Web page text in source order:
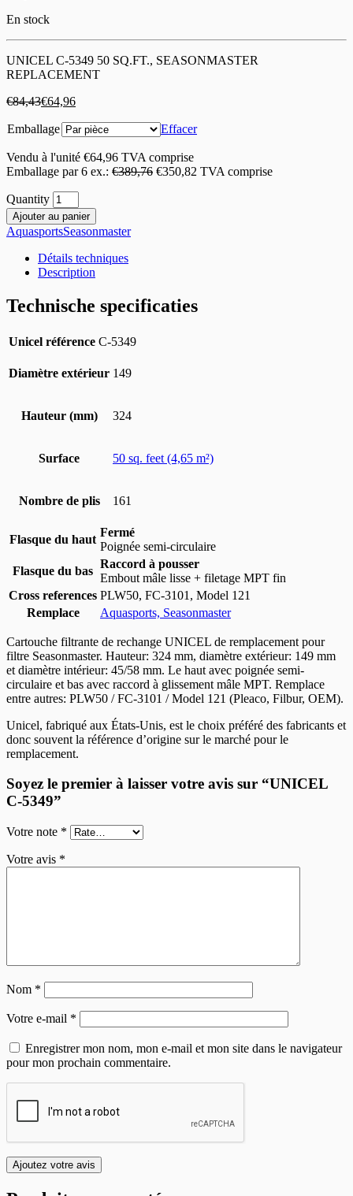
En stock
UNICEL C-5349 50 SQ.FT., SEASONMASTER
REPLACEMENT
€84,43€64,96
Emballage Effacer
Vendu à l'unité €64,96 TVA comprise
Emballage par 6 ex.: €389,76 €350,82 TVA comprise
Quantity
Ajouter au panier
AquasportsSeasonmaster
Détails techniques
Description
Technische specificaties
Unicel référence C-5349
Diamètre extérieur 149
Hauteur (mm) 324
Surface 50 sq. feet (4,65 m²)
Nombre de plis 161
Flasque du haut
Fermé
Poignée semi-circulaire
Flasque du bas
Raccord à pousser
Embout mâle lisse + filetage MPT fin
Cross references PLW50, FC-3101, Model 121
Remplace
Aquasports, Seasonmaster
Cartouche filtrante de rechange UNICEL de remplacement pour
filtre Seasonmaster. Hauteur: 324 mm, diamètre extérieur: 149 mm
et diamètre intérieur: 45/58 mm. Le haut avec poignée semi-
circulaire et bas avec raccord à glissement mâle MPT. Remplace
entre autres: PLW50 / FC-3101 / Model 121 (Pleaco, Filbur, OEM).
Unicel, fabriqué aux États-Unis, est le choix préféré des fabricants et
donc souvent la référence d’origine sur le marché pour le
remplacement.
Soyez le premier à laisser votre avis sur “UNICEL
C-5349”
Votre note *
Votre avis *
Nom *
Votre e-mail *
Enregistrer mon nom, mon e-mail et mon site dans le navigateur
pour mon prochain commentaire.